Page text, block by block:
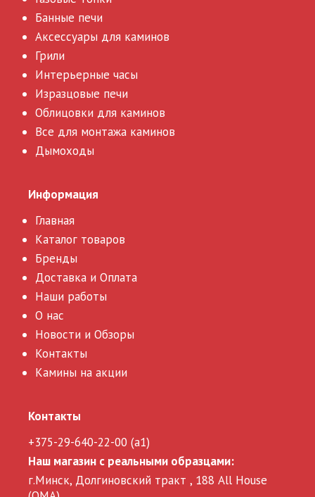
Банные печи
Аксессуары для каминов
Грили
Интерьерные часы
Изразцовые печи
Облицовки для каминов
Все для монтажа каминов
Дымоходы
Информация
Главная
Каталог товаров
Бренды
Доставка и Оплата
Наши работы
О нас
Новости и Обзоры
Контакты
Камины на акции
Контакты
+375-29-640-22-00 (a1)
Наш магазин с реальными образцами:
г.Минск, Долгиновский тракт , 188 All House